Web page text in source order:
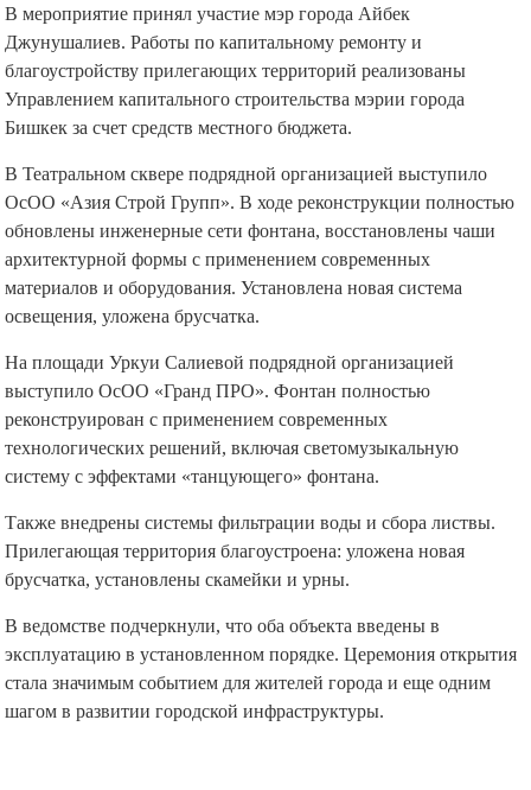
В мероприятие принял участие мэр города Айбек
Джунушалиев. Работы по капитальному ремонту и
благоустройству прилегающих территорий реализованы
Управлением капитального строительства мэрии города
Бишкек за счет средств местного бюджета.
В Театральном сквере подрядной организацией выступило
ОсОО «Азия Строй Групп». В ходе реконструкции полностью
обновлены инженерные сети фонтана, восстановлены чаши
архитектурной формы с применением современных
материалов и оборудования. Установлена новая система
освещения, уложена брусчатка.
На площади Уркуи Салиевой подрядной организацией
выступило ОсОО «Гранд ПРО». Фонтан полностью
реконструирован с применением современных
технологических решений, включая светомузыкальную
систему с эффектами «танцующего» фонтана.
Также внедрены системы фильтрации воды и сбора листвы.
Прилегающая территория благоустроена: уложена новая
брусчатка, установлены скамейки и урны.
В ведомстве подчеркнули, что оба объекта введены в
эксплуатацию в установленном порядке. Церемония открытия
стала значимым событием для жителей города и еще одним
шагом в развитии городской инфраструктуры.